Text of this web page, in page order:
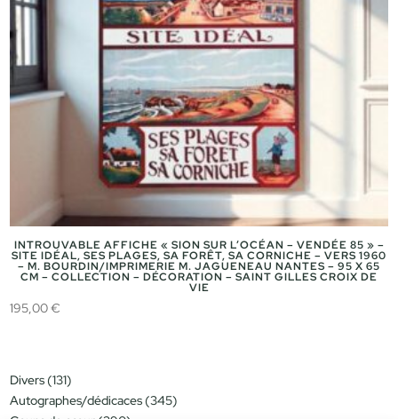
INTROUVABLE AFFICHE « SION SUR L’OCÉAN – VENDÉE 85 » –
SITE IDÉAL, SES PLAGES, SA FORÊT, SA CORNICHE – VERS 1960
– M. BOURDIN/IMPRIMERIE M. JAGUENEAU NANTES – 95 X 65
CM – COLLECTION – DÉCORATION – SAINT GILLES CROIX DE
VIE
195,00€
Divers 131131
produits
Autographes/dédicaces 345345